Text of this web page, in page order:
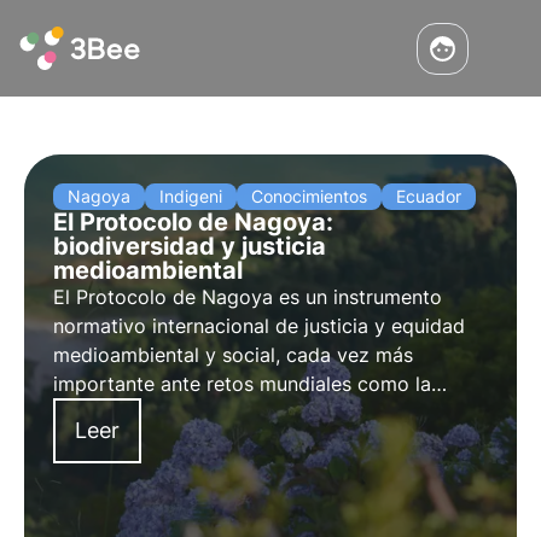
Nagoya Indigeni Conocimientos Ecuador
El Protocolo de Nagoya:
biodiversidad y justicia
medioambiental
El Protocolo de Nagoya es un instrumento
normativo internacional de justicia y equidad
medioambiental y social, cada vez más
importante ante retos mundiales como la
seguridad alimentaria, la pérdida de
biodiversidad y las pandemias.
Leer